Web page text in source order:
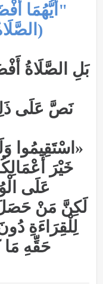
"أَيُّهُمَا
بَلِ الصَّلَاةُ
نَصَّ عَلَى
«اسْتَقِيمُوا
خَيْرَ
عَلَى
لَكِنَّ مَنْ حَصَلَ
لِلْقِرَاءَةِ
حَقِّهِ مَا